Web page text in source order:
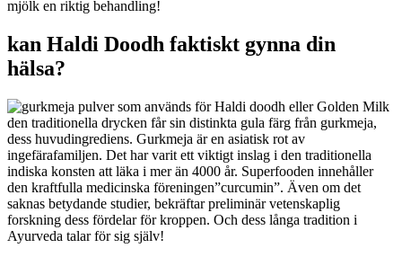
mjölk en riktig behandling!
kan Haldi Doodh faktiskt gynna din
hälsa?
den traditionella drycken får sin distinkta gula färg från gurkmeja,
dess huvudingrediens. Gurkmeja är en asiatisk rot av
ingefärafamiljen. Det har varit ett viktigt inslag i den traditionella
indiska konsten att läka i mer än 4000 år. Superfooden innehåller
den kraftfulla medicinska föreningen”curcumin”. Även om det
saknas betydande studier, bekräftar preliminär vetenskaplig
forskning dess fördelar för kroppen. Och dess långa tradition i
Ayurveda talar för sig själv!